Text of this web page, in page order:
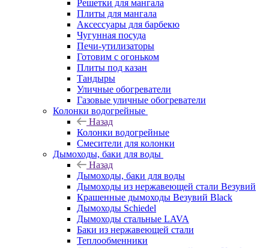
Решетки для мангала
Плиты для мангала
Аксессуары для барбекю
Чугунная посуда
Печи-утилизаторы
Готовим с огоньком
Плиты под казан
Тандыры
Уличные обогреватели
Газовые уличные обогреватели
Колонки водогрейные
Назад
Колонки водогрейные
Смесители для колонки
Дымоходы, баки для воды
Назад
Дымоходы, баки для воды
Дымоходы из нержавеющей стали Везувий
Крашенные дымоходы Везувий Black
Дымоходы Schiedel
Дымоходы стальные LAVA
Баки из нержавеющей стали
Теплообменники